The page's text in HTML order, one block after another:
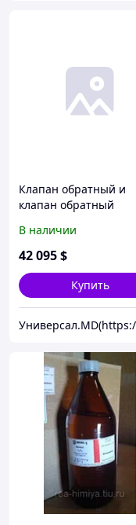
Клапан обратный и
клапан обратный
оборудование Донный
клапан (пластик)
В наличии
42 095$
Купить